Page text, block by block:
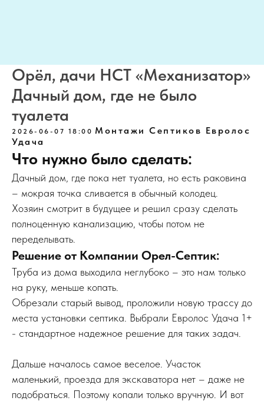
Орёл, дачи НСТ «Механизатор»
Дачный дом, где не было
туалета
2026-06-07 18:00 Монтажи Септиков Евролос
Удача
Что нужно было сделать:
Дачный дом, где пока нет туалета, но есть раковина
– мокрая точка сливается в обычный колодец.
Хозяин смотрит в будущее и решил сразу сделать
полноценную канализацию, чтобы потом не
переделывать.
Решение от Компании Орел-Септик:
Труба из дома выходила неглубоко – это нам только
на руку, меньше копать.
Обрезали старый вывод, проложили новую трассу до
места установки септика. Выбрали Евролос Удача 1+
- стандартное надежное решение для таких задач.
Дальше началось самое веселое. Участок
маленький, проезда для экскаватора нет – даже не
подобраться. Поэтому копали только вручную. И вот